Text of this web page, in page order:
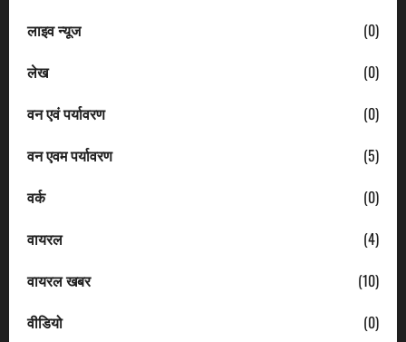
लाइव न्यूज
(0)
लेख
(0)
वन एवं पर्यावरण
(0)
वन एवम पर्यावरण
(5)
वर्क
(0)
वायरल
(4)
वायरल खबर
(10)
वीडियो
(0)